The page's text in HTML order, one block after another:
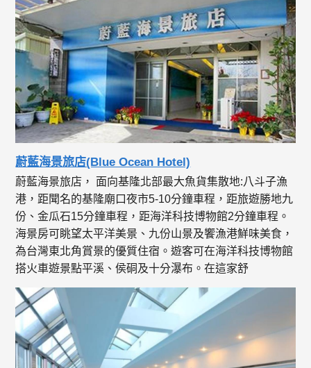
蔚藍海景旅店(Blue Ocean Hotel)
蔚藍海景旅店， 面向基隆北部最大魚貨集散地:八斗子漁
港，距聞名的基隆廟口夜市5-10分鐘車程，距旅遊勝地九
份、金瓜石15分鐘車程，距海洋科技博物館2分鐘車程。
海景房可眺望太平洋美景、九份山景及饗漁港鮮味美食，
為台灣東北角賞景的優質住宿。遊客可在海洋科技博物館
搭火車遊景點平溪、侯硐及十分瀑布。在這家舒